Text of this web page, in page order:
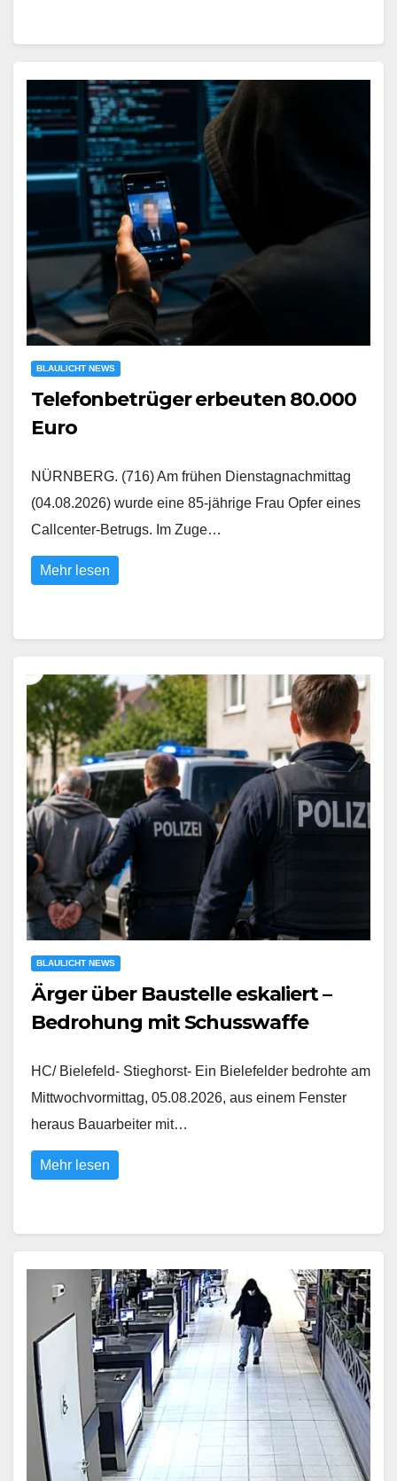
BLAULICHT NEWS
Telefonbetrüger erbeuten 80.000
Euro
NÜRNBERG. (716) Am frühen Dienstagnachmittag
(04.08.2026) wurde eine 85-jährige Frau Opfer eines
Callcenter-Betrugs. Im Zuge…
Mehr lesen
BLAULICHT NEWS
Ärger über Baustelle eskaliert –
Bedrohung mit Schusswaffe
HC/ Bielefeld- Stieghorst- Ein Bielefelder bedrohte am
Mittwochvormittag, 05.08.2026, aus einem Fenster
heraus Bauarbeiter mit…
Mehr lesen